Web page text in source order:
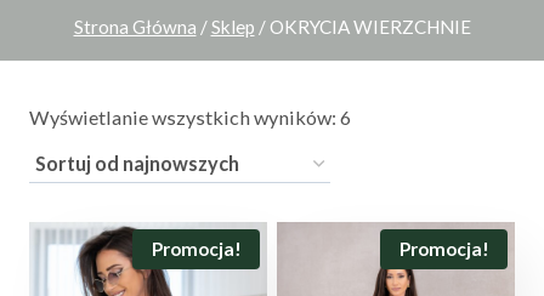
Strona Główna /Sklep /OKRYCIA WIERZCHNIE
Wyświetlanie wszystkich wyników: 6
Promocja! Promocja!